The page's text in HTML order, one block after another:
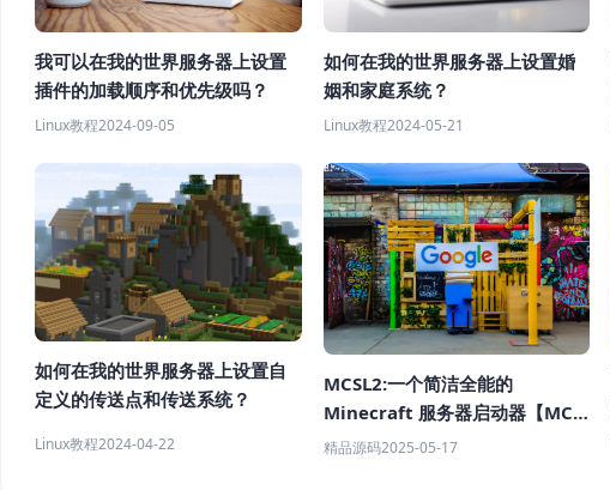
我可以在我的世界服务器上设置
插件的加载顺序和优先级吗？
Linux教程2024-09-05
如何在我的世界服务器上设置婚
姻和家庭系统？
Linux教程2024-05-21
如何在我的世界服务器上设置自
定义的传送点和传送系统？
Linux教程2024-04-22
MCSL2:一个简洁全能的
Minecraft 服务器启动器【MC
开服神器】
精品源码2025-05-17